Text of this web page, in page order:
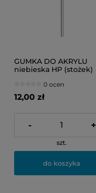
GUMKA DO AKRYLU
niebieska HP (stożek)
0 ocen
12,00 zł
- +
szt.
do koszyka